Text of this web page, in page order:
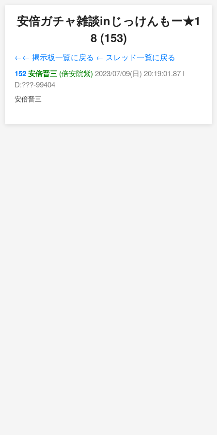
安倍ガチャ雑談inじっけんもー★1
8 (153)
←← 掲示板一覧に戻る ← スレッド一覧に戻る
152安倍晋三 (倍安院紫) 2023/07/09(日) 20:19:01.87 I
D:???-99404
安倍晋三